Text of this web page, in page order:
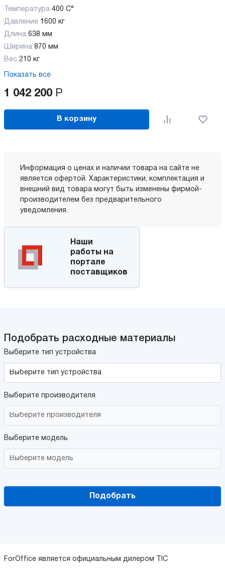
Температура 400 С°
Давление 1600 кг
Длина 638 мм
Ширина 870 мм
Вес 210 кг
Показать все
1 042 200 Р
В корзину
Информация о ценах и наличии товара на сайте не
является офертой. Характеристики, комплектация и
внешний вид товара могут быть изменены фирмой-
производителем без предварительного
уведомления.
Наши
работы на
портале
поставщиков
Подобрать расходные материалы
Выберите тип устройства
Выберите производителя
Выберите модель
Подобрать
ForOffice является официальным дилером TIC